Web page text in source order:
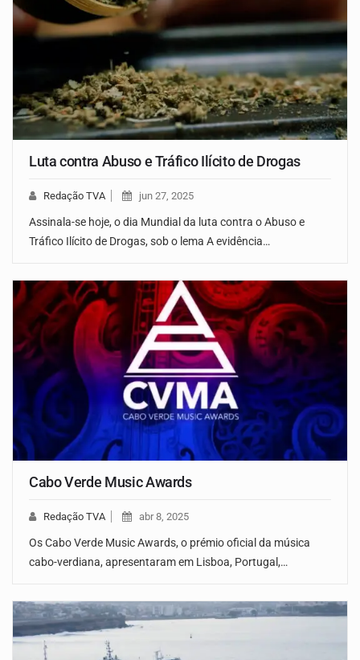
Luta contra Abuso e Tráfico Ilícito de Drogas
Redação TVA jun 27, 2025
Assinala-se hoje, o dia Mundial da luta contra o Abuso e
Tráfico Ilícito de Drogas, sob o lema A evidência…
Cabo Verde Music Awards
Redação TVA abr 8, 2025
Os Cabo Verde Music Awards, o prémio oficial da música
cabo-verdiana, apresentaram em Lisboa, Portugal,…